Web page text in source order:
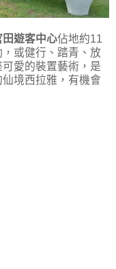
田遊客中心佔地約11
或健行、踏青、放
愛的裝置藝術，是
境西拉雅，有機會